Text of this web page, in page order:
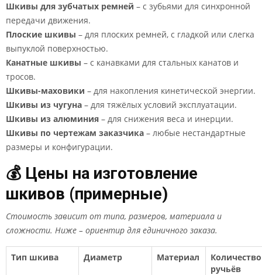
Шкивы для зубчатых ремней – с зубьями для синхронной
передачи движения.
Плоские шкивы – для плоских ремней, с гладкой или слегка
выпуклой поверхностью.
Канатные шкивы – с канавками для стальных канатов и
тросов.
Шкивы-маховики – для накопления кинетической энергии.
Шкивы из чугуна – для тяжёлых условий эксплуатации.
Шкивы из алюминия – для снижения веса и инерции.
Шкивы по чертежам заказчика – любые нестандартные
размеры и конфигурации.
💰 Цены на изготовление
шкивов (примерные)
Стоимость зависит от типа, размеров, материала и
сложности. Ниже – ориентир для единичного заказа.
Тип шкива Диаметр Материал
Количество
ручьёв